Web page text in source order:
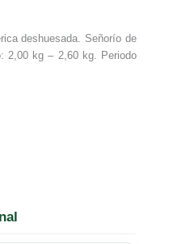
deshuesada. Señorío de
2,00 kg – 2,60 kg. Periodo